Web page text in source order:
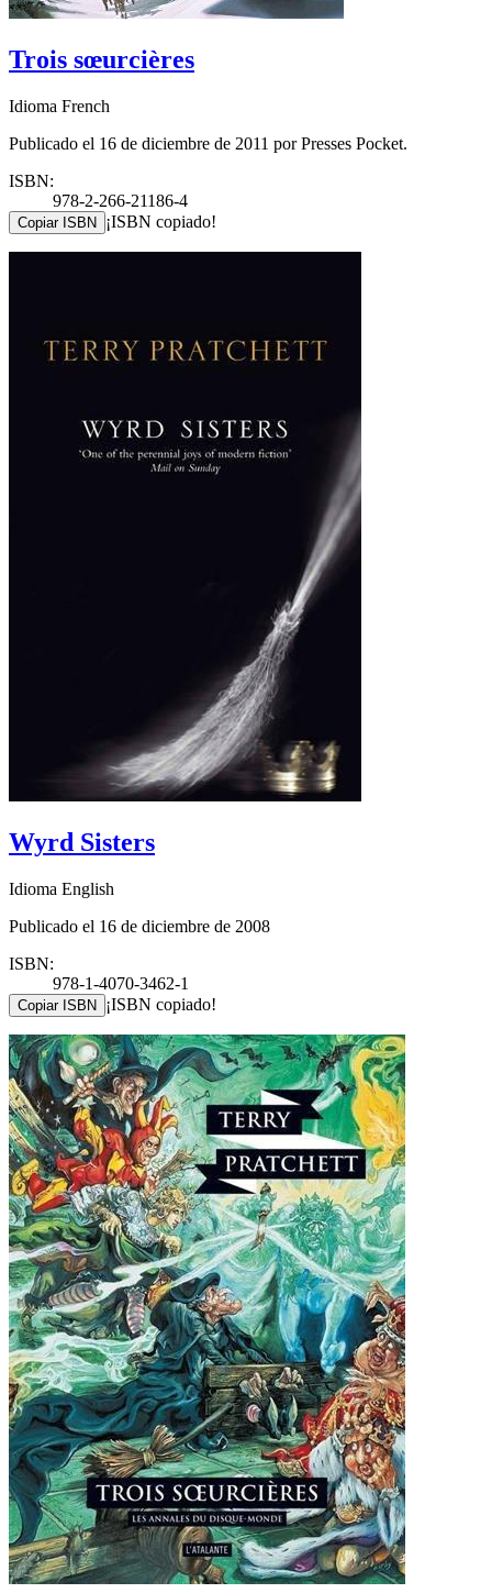
Trois sœurcières
Idioma French
Publicado el 16 de diciembre de 2011 por Presses Pocket.
ISBN:
978-2-266-21186-4
Copiar ISBN ¡ISBN copiado!
Wyrd Sisters
Idioma English
Publicado el 16 de diciembre de 2008
ISBN:
978-1-4070-3462-1
Copiar ISBN ¡ISBN copiado!